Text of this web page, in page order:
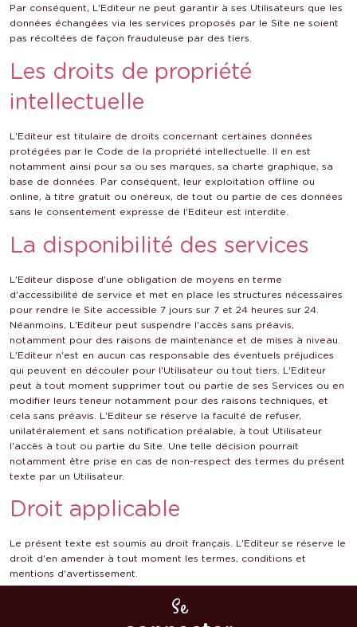
Par conséquent, L'Editeur ne peut garantir à ses Utilisateurs que les
données échangées via les services proposés par le Site ne soient
pas récoltées de façon frauduleuse par des tiers.
Les droits de propriété
intellectuelle
L'Editeur est titulaire de droits concernant certaines données
protégées par le Code de la propriété intellectuelle. Il en est
notamment ainsi pour sa ou ses marques, sa charte graphique, sa
base de données. Par conséquent, leur exploitation offline ou
online, à titre gratuit ou onéreux, de tout ou partie de ces données
sans le consentement expresse de l'Editeur est interdite.
La disponibilité des services
L'Editeur dispose d'une obligation de moyens en terme
d'accessibilité de service et met en place les structures nécessaires
pour rendre le Site accessible 7 jours sur 7 et 24 heures sur 24.
Néanmoins, L'Editeur peut suspendre l'accès sans préavis,
notamment pour des raisons de maintenance et de mises à niveau.
L'Editeur n'est en aucun cas responsable des éventuels préjudices
qui peuvent en découler pour l'Utilisateur ou tout tiers. L'Editeur
peut à tout moment supprimer tout ou partie de ses Services ou en
modifier leurs teneur notamment pour des raisons techniques, et
cela sans préavis. L'Editeur se réserve la faculté de refuser,
unilatéralement et sans notification préalable, à tout Utilisateur
l'accès à tout ou partie du Site. Une telle décision pourrait
notamment être prise en cas de non-respect des termes du présent
texte par un Utilisateur.
Droit applicable
Le présent texte est soumis au droit français. L'Editeur se réserve le
droit d'en amender à tout moment les termes, conditions et
mentions d'avertissement.
Se